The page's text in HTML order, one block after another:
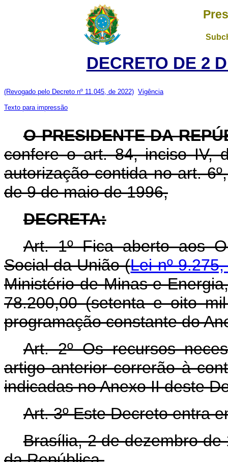
DECRETO DE 2
(Revogado pelo Decreto nº 11.045, de 2022) Vigência
Texto para impressão
O PRESIDENTE DA
confere o art. 84, inciso IV,
autorização contida no art.
de 9 de maio de 1996,
DECRETA:
Art. 1º Fica aberto aos
Social da União (Lei nº
Ministério de Minas e
78.200,00 (setenta e oito
programação constante do
Art. 2º Os recursos
artigo anterior correrão à
indicadas no Anexo II deste
Art. 3º Este Decreto entra
Brasília, 2 de dezembro de